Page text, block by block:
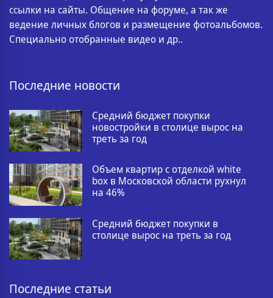
ссылки на сайты. Общение на форуме, а так же
ведение личных блогов и размещение фотоальбомов.
Специально отобранные видео и др..
Последние новости
Средний бюджет покупки
новостройки в столице вырос на
треть за год
Объем квартир с отделкой white
box в Московской области рухнул
на 46%
Средний бюджет покупки в
столице вырос на треть за год
Последние статьи